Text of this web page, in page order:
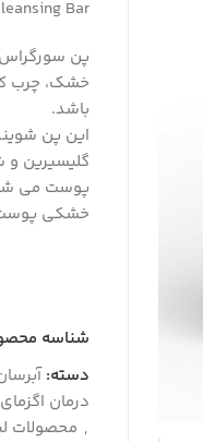
Bar
پن سورگراس
خشک، چرب
باشد.
این پن
گلیسیرین و
پوست می
خشکی
شناسه
دسته:
درمان
, محصولات